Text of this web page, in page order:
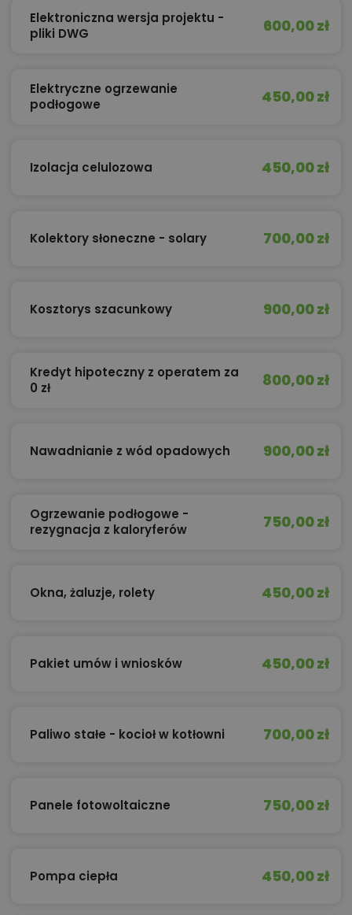
Elektroniczna wersja projektu -
pliki DWG
600,00 zł
Elektryczne ogrzewanie
podłogowe
450,00 zł
Izolacja celulozowa 450,00 zł
Kolektory słoneczne - solary 700,00 zł
Kosztorys szacunkowy 900,00 zł
Kredyt hipoteczny z operatem za
0 zł
800,00 zł
Nawadnianie z wód opadowych 900,00 zł
Ogrzewanie podłogowe -
rezygnacja z kaloryferów
750,00 zł
Okna, żaluzje, rolety 450,00 zł
Pakiet umów i wniosków 450,00 zł
Paliwo stałe - kocioł w kotłowni 700,00 zł
Panele fotowoltaiczne 750,00 zł
Pompa ciepła 450,00 zł